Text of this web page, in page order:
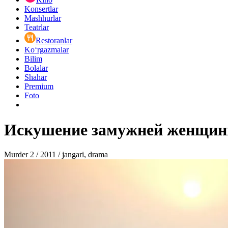
Konsertlar
Mashhurlar
Teatrlar
Restoranlar
Ko‘rgazmalar
Bilim
Bolalar
Shahar
Premium
Foto
Искушение замужней
Murder 2 / 2011 / jangari, drama